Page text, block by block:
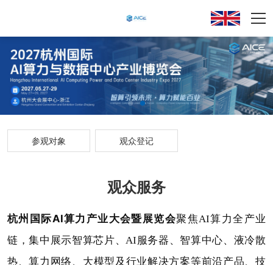
参观对象 观众登记
观众服务
杭州国际AI算力产业大会暨展览会聚焦AI算力全产业
链，集中展示智算芯片、AI服务器、智算中心、液冷散
热、算力网络、大模型及行业解决方案等前沿产品、技